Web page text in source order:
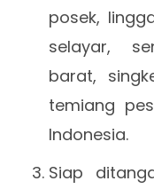
posek,
selayar,
barat,
temiang
Indonesia.
Siap